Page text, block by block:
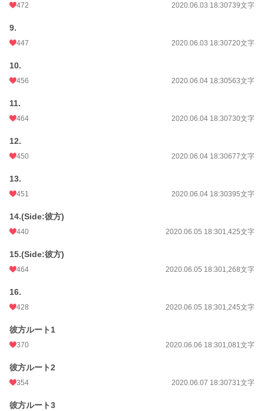
472 2020.06.03 18:30739文字
9.
447 2020.06.03 18:30720文字
10.
456 2020.06.04 18:30563文字
11.
464 2020.06.04 18:30730文字
12.
450 2020.06.04 18:30677文字
13.
451 2020.06.04 18:30395文字
14.(Side:彼方)
440 2020.06.05 18:301,425文字
15.(Side:彼方)
464 2020.06.05 18:301,268文字
16.
428 2020.06.05 18:301,245文字
彼方ルート1
370 2020.06.06 18:301,081文字
彼方ルート2
354 2020.06.07 18:30731文字
彼方ルート3